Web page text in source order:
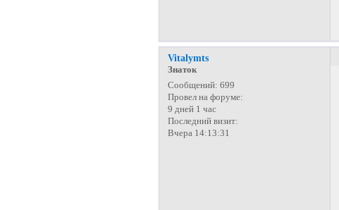
Vitalymts
Знаток
Сообщений: 699
Провел на форуме:
9 дней 1 час
Последний визит:
Вчера 14:13:31